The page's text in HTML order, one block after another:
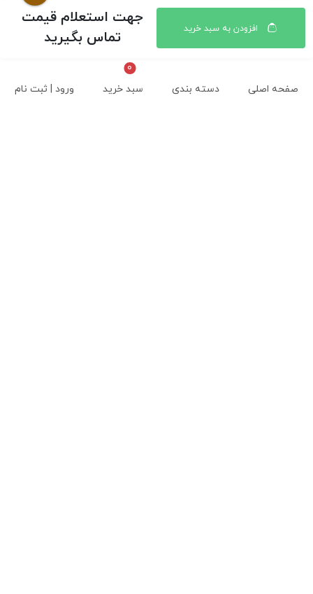
صفحه اصلی دسته بندی سبد خرید ورود | ثبت نام
افزودن به سبد خرید
جهت استعلام قیمت
تماس بگیرید
نحوه ثبت سفارش
قوانین و مقررات